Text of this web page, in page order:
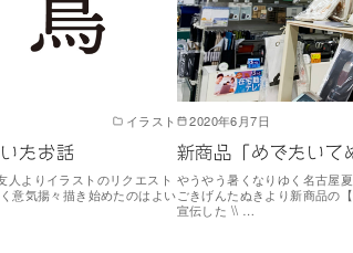
イラスト
たお話
人よりイラストのリクエスト
意気揚々描き始めたのはよい
2020年6月7日
新商品「めでたいて
やうやう暑くなりゆく名古屋
ごきげんたぬきより新商品
宣伝した \\ …